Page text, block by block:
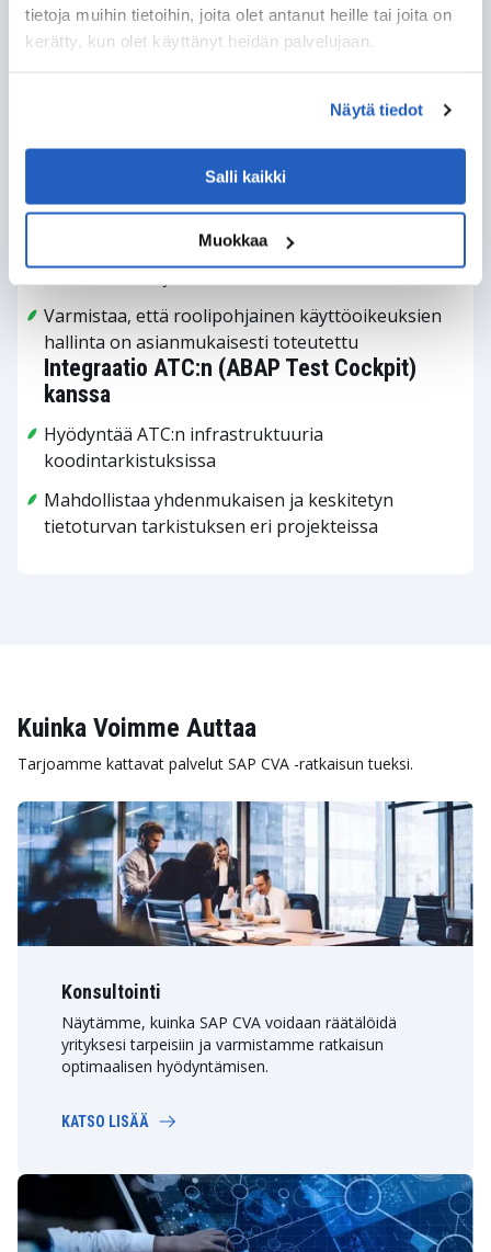
tietoja muihin tietoihin, joita olet antanut heille tai joita on
kerätty, kun olet käyttänyt heidän palvelujaan.
Näytä tiedot
Salli kaikki
Muokkaa
Metodien välinen analyysi
(interprocedural analysis)
useisiin koodimoduuleihin
Valtuustarkistusten analyysi
Tarkistaa AUTHORITY-CHECK-lauseiden
olemassaolon ja oikeellisuuden
Varmistaa, että roolipohjainen käyttöoikeuksien
hallinta on asianmukaisesti toteutettu
Integraatio ATC:n (ABAP Test Cockpit)
kanssa
Hyödyntää ATC:n infrastruktuuria
koodintarkistuksissa
Mahdollistaa yhdenmukaisen ja keskitetyn
tietoturvan tarkistuksen eri projekteissa
Kuinka Voimme Auttaa
Tarjoamme kattavat palvelut SAP CVA -ratkaisun tueksi.
Konsultointi
Näytämme, kuinka SAP CVA voidaan räätälöidä
yrityksesi tarpeisiin ja varmistamme ratkaisun
optimaalisen hyödyntämisen.
KATSO LISÄÄ